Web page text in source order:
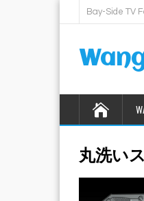
Bay-Side TV
丸洗い